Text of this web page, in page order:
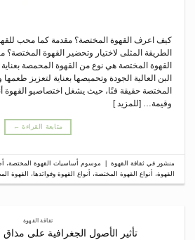
كيف اعرف القهوة المختصة؟ مقدمة كما محب
الطريقة المثلى لاختيار وتحضير القهوة المختصة؟
القهوة المختصة هي نوع من القهوة المحمصة
البن العالية الجودة وتحميصها بعناية لتعزيز طعمها
المختصة حقيقة فنًا، حيث يشغل اختصاصيو
وقيمة… [للمزيد ]
متابعة القراءة ←
منشور فيثقافة القهوة | موسوم أساسيات القهوة المختصة،
القهوة، أنواع القهوة المختصة، أنواع القهوة وفوائدها، القهوة
ثقافة القهوة
تأثير الأصول الجغرافية على مذاق